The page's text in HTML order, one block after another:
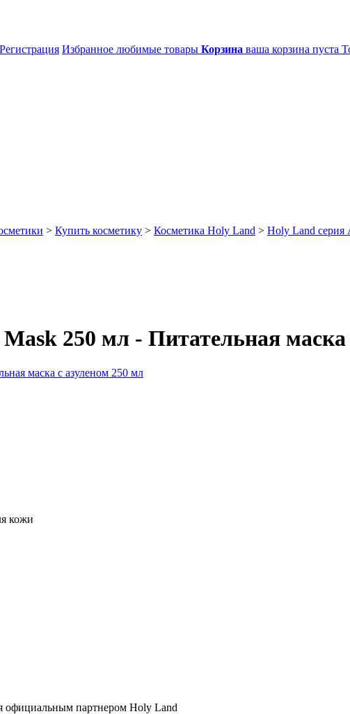
Регистрация Избранное любимые товары Корзина ваша корзина пуста
> Купить косметику > Косметика Holy Land > Holy Land
Mask 250 мл - Питательная маска
кожи
официальным партнером Holy Land